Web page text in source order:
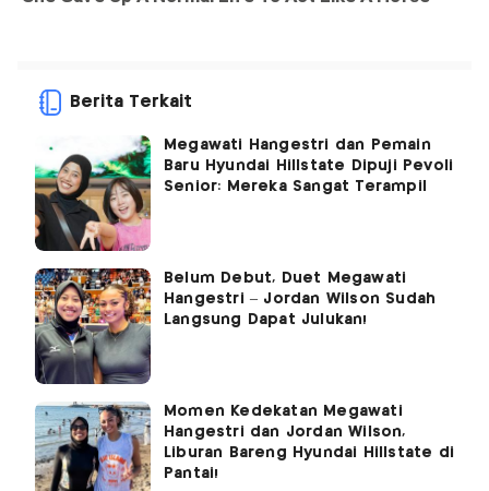
Berita Terkait
Megawati Hangestri dan Pemain
Baru Hyundai Hillstate Dipuji Pevoli
Senior: Mereka Sangat Terampil
Belum Debut, Duet Megawati
Hangestri – Jordan Wilson Sudah
Langsung Dapat Julukan!
Momen Kedekatan Megawati
Hangestri dan Jordan Wilson,
Liburan Bareng Hyundai Hillstate di
Pantai!